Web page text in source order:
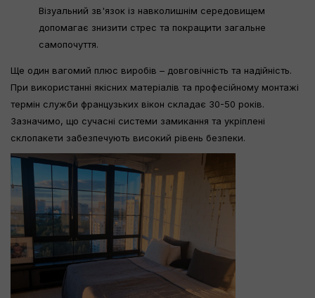
Візуальний зв'язок із навколишнім середовищем
допомагає знизити стрес та покращити загальне
самопочуття.
Ще один вагомий плюс виробів – довговічність та надійність.
При використанні якісних матеріалів та професійному монтажі
термін служби французьких вікон складає 30-50 років.
Зазначимо, що сучасні системи замикання та укріплені
склопакети забезпечують високий рівень безпеки.